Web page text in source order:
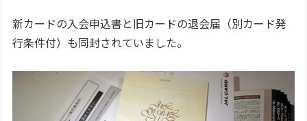
新カードの入会申込書と旧カードの退会届（別カード発
行条件付）も同封されていました。